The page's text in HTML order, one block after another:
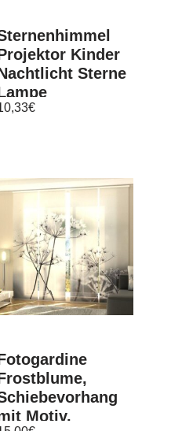
Kinder
Sterne
Rosa
€
Motiv,